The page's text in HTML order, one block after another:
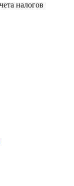
налогов